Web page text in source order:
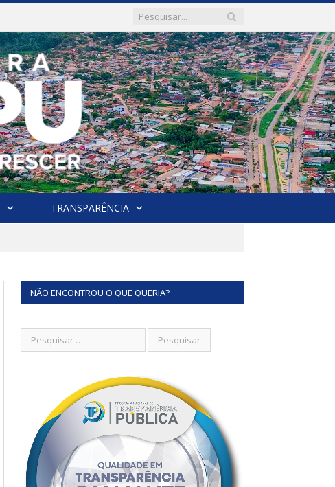
TRANSPARÊNCIA
NÃO ENCONTROU O QUE QUERIA?